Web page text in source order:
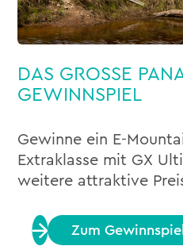
DAS GROSSE
GEWINNSPIEL
Gewinne ein E-
Extraklasse mit GX
weitere attraktive
Zum Gewinnspiel